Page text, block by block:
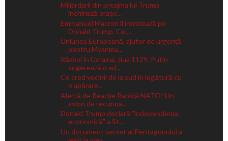
Miliardarii din preajma lui Trump
închiriază orașe...
Emmanuel Macron îl ironizează pe
Donald Trump. Ce ...
Uniunea Europeană, ajutor de urgență
pentru Myanma...
Război în Ucraina, ziua 1129. Putin
sugerează o ad...
Ce cred vecinii de la sud în legătură cu
o apărare...
Alertă de Reacţie Rapidă NATO! Un
avion de recunoa...
Donald Trump declară "independența
economică" a St...
Un document secret al Pentagonului a